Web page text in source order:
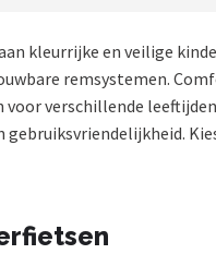
kleurrijke en veilige
remsystemen.
verschillende